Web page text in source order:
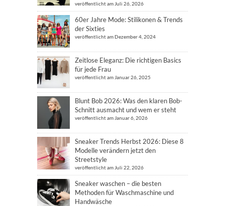
veröffentlicht am Juli 26, 2026
60er Jahre Mode: Stilikonen & Trends
der Sixties
veröffentlicht am Dezember 4, 2024
Zeitlose Eleganz: Die richtigen Basics
für jede Frau
veröffentlicht am Januar 26, 2025
Blunt Bob 2026: Was den klaren Bob-
Schnitt ausmacht und wem er steht
veröffentlicht am Januar 6, 2026
Sneaker Trends Herbst 2026: Diese 8
Modelle verändern jetzt den
Streetstyle
veröffentlicht am Juli 22, 2026
Sneaker waschen – die besten
Methoden für Waschmaschine und
Handwäsche